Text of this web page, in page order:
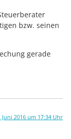
bzw. seinen
gerade
Juni 2016 um 17:34 Uhr